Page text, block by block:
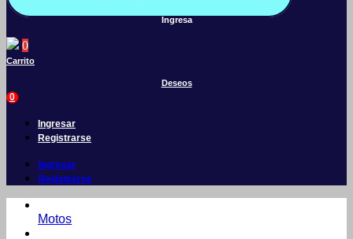
Ingresa
0
Carrito
Deseos
0
Ingresar
Registrarse
Ingresar
Registrarse
Motos